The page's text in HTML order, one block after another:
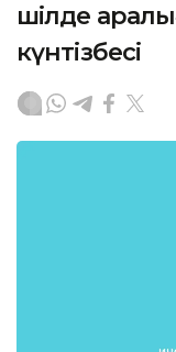
шілде
күнтізбесі